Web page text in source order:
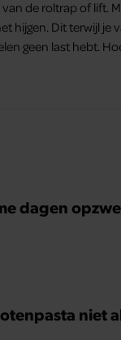
de roltrap of lift.
hijgen. Dit terwijl je
geen last hebt.
dagen
niet